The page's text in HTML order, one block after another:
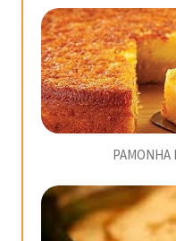
PAMONHA